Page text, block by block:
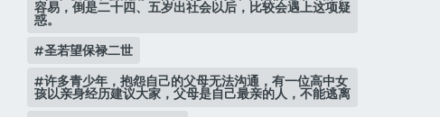
容易，倒是二十四、五岁出社会以后，比较会遇上这项疑
惑。
圣若望保禄二世
许多青少年，抱怨自己的父母无法沟通，有一位高中女
孩以亲身经历建议大家，父母是自己最亲的人，不能逃离